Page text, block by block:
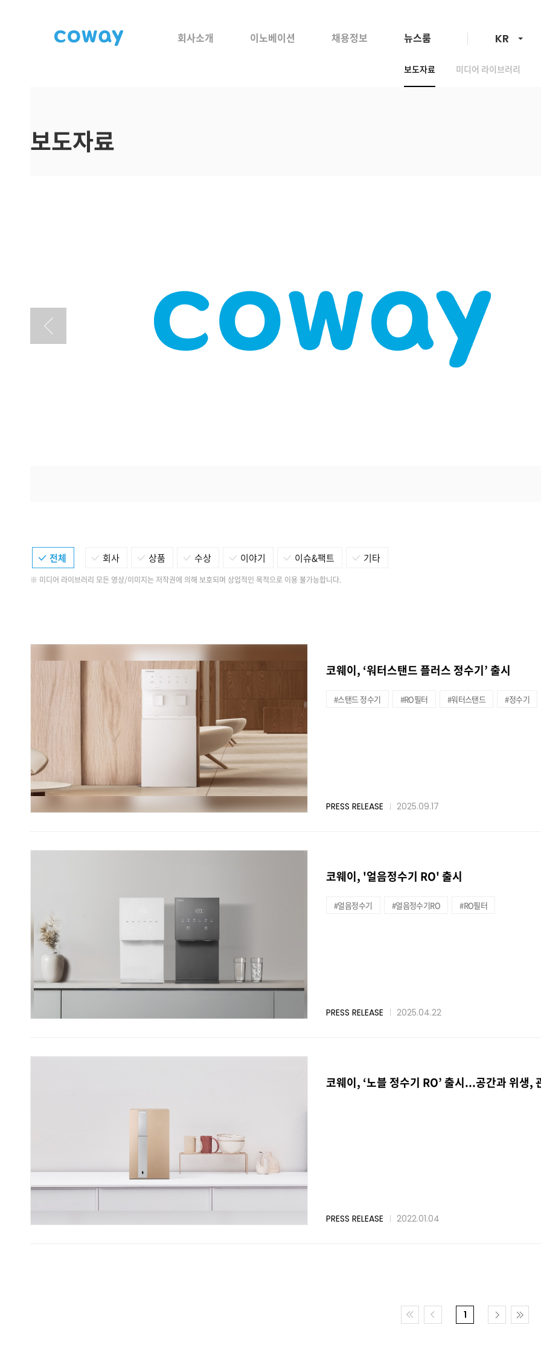
회사소개 이노베이션 채용정보 뉴스룸
보도자료 미디어 라이브러리
언어선택
KR
보도자료
전체 회사 상품 수상 이야기 이슈&팩트 기타
※ 미디어 라이브러리 모든 영상/이미지는 저작권에 의해 보호되며 상업적인 목적으로 이용 불가능합니다.
코웨이, ‘워터스탠드 플러스 정수기’ 출시
#스탠드 정수기 #RO필터 #워터스탠드 #정수기
PRESS RELEASE 2025.09.17
코웨이, '얼음정수기 RO' 출시
#얼음정수기 #얼음정수기RO #RO필터
PRESS RELEASE 2025.04.22
코웨이, ‘노블 정수기 RO’ 출시...공간과 위생,
PRESS RELEASE 2022.01.04
1